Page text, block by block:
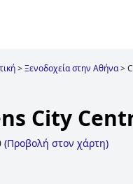
>Ξενοδοχεία στην Αθήνα>
City
(Προβολή στον χάρτη)